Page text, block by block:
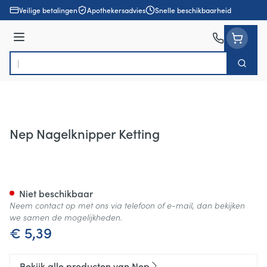
Ga naar de inhoud
Veilige betalingen Apothekersadvies Snelle beschikbaarheid
Menu
Product, merk, categorie...
Zoek
Nep Nagelknipper Ketting
€ 5,39
Niet beschikbaar
Neem contact op met ons via telefoon of e-mail, dan bekijken
we samen de mogelijkheden.